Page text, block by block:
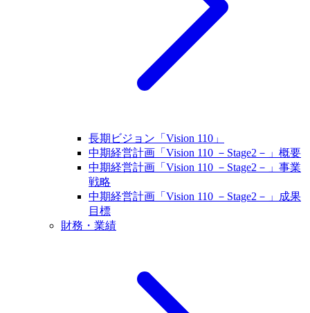
長期ビジョン「Vision 110」
中期経営計画「Vision 110 －Stage2－」概要
中期経営計画「Vision 110 －Stage2－」事業
戦略
中期経営計画「Vision 110 －Stage2－」成果
目標
財務・業績